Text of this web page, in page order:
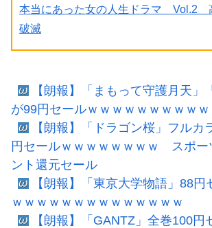
本当にあった女の人生ドラマ Vol.2
破滅
【朗報】「まもって守護月天」
が99円セールｗｗｗｗｗｗｗｗｗｗ
【朗報】「ドラゴン桜」フルカ
円セールｗｗｗｗｗｗｗｗ スポー
ント還元セール
【朗報】「東京大学物語」88円
ｗｗｗｗｗｗｗｗｗｗｗｗｗｗ
【朗報】「GANTZ」全巻100円